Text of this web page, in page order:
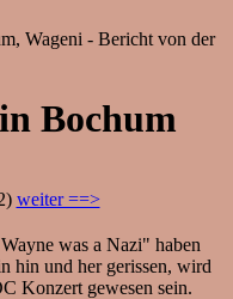
Wageni - Bericht von der
Bochum
weiter ==>
was a Nazi" haben
hin und her gerissen, wird
Konzert gewesen sein.